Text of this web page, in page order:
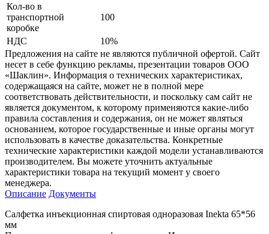
Кол-во в
транспортной
коробке
100
НДС
10%
Предложения на сайте не являются публичной офертой. Сайт
несет в себе функцию рекламы, презентации товаров ООО
«Шаклин». Информация о технических характеристиках,
содержащаяся на сайте, может не в полной мере
соответствовать действительности, и поскольку сам сайт не
является документом, к которому применяются какие-либо
правила составления и содержания, он не может являться
основанием, которое государственные и иные органы могут
использовать в качестве доказательства. Конкретные
технические характеристики каждой модели устанавливаются
производителем. Вы можете уточнить актуальные
характеристики товара на текущий момент у своего
менеджера.
Описание Документы
Салфетка инъекционная спиртовая одноразовая Inekta 65*56
мм